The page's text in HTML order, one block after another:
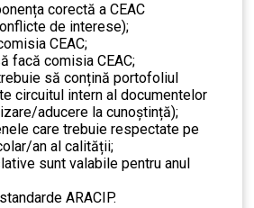
corectă a CEAC
de interese);
CEAC;
facă comisia CEAC;
să conțină portofoliul
circuitul intern al documentelor
aducere la cunoştință);
care trebuie respectate pe
an al calității;
sunt valabile pentru anul
ARACIP.